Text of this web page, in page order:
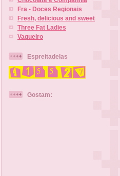
Fra - Doces Regionais
Fresh, delicious and sweet
Three Fat Ladies
Vaqueiro
Espreitadelas
Gostam: